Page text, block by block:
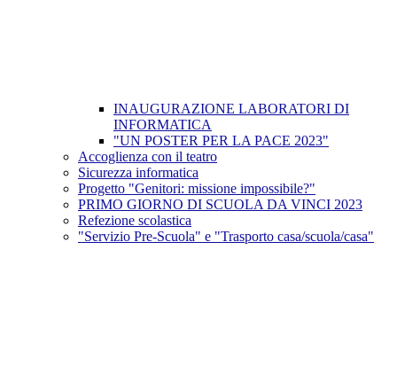
INAUGURAZIONE LABORATORI DI
INFORMATICA
"UN POSTER PER LA PACE 2023"
Accoglienza con il teatro
Sicurezza informatica
Progetto "Genitori: missione impossibile?"
PRIMO GIORNO DI SCUOLA DA VINCI 2023
Refezione scolastica
"Servizio Pre-Scuola" e "Trasporto casa/scuola/casa"